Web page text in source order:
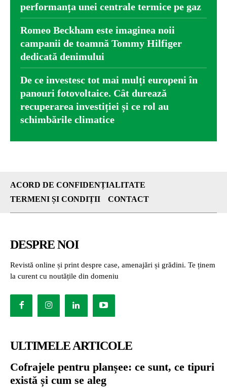
performanța unei centrale termice pe gaz
Romeo Beckham este imaginea noii
campanii de toamnă Tommy Hilfiger
dedicată denimului
De ce investesc tot mai mulți europeni în
panouri fotovoltaice. Cât durează
recuperarea investiției și ce rol au
schimbările climatice
ACORD DE CONFIDENȚIALITATE
TERMENI ȘI CONDIȚII
CONTACT
DESPRE NOI
Revistă online și print despre case, amenajări și grădini. Te ținem
la curent cu noutățile din domeniu
ULTIMELE ARTICOLE
Cofrajele pentru planșee: ce sunt, ce tipuri
există și cum se aleg